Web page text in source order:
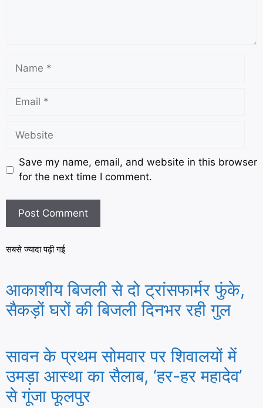
Save my name, email, and website in this browser
for the next time I comment.
सबसे ज्यादा पढ़ी गई
आकाशीय बिजली से दो ट्रांसफार्मर फुंके,
सैकड़ों घरों की बिजली दिनभर रही गुल
सावन के प्रथम सोमवार पर शिवालयों में
उमड़ा आस्था का सैलाब, ‘हर-हर महादेव’
से गूंजा फूलपुर